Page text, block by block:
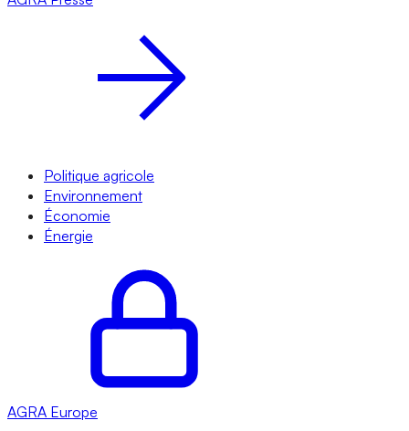
Politique agricole
Environnement
Économie
Énergie
AGRA Europe